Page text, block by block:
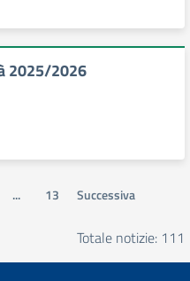
2025/2026
... 13 Successiva
Totale notizie: 111